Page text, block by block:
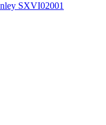
SXVI02001